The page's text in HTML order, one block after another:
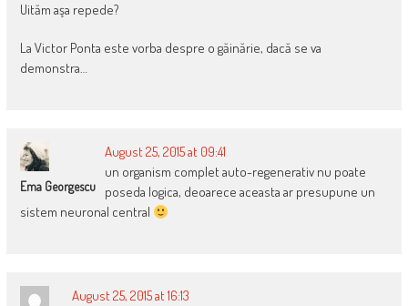
Uităm aşa repede?
La Victor Ponta este vorba despre o găinărie, dacă se va
demonstra…
Ema Georgescu
August 25, 2015 at 09:41
un organism complet auto-regenerativ nu poate
poseda logica, deoarece aceasta ar presupune un
sistem neuronal central
August 25, 2015 at 16:13